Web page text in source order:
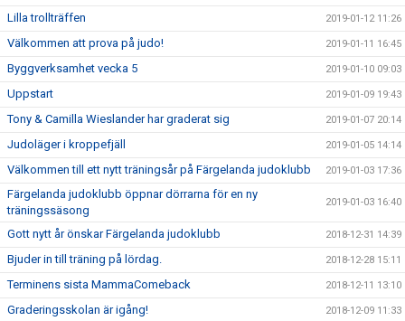
Lilla trollträffen 2019-01-12 11:26
Välkommen att prova på judo! 2019-01-11 16:45
Byggverksamhet vecka 5 2019-01-10 09:03
Uppstart 2019-01-09 19:43
Tony & Camilla Wieslander har graderat sig 2019-01-07 20:14
Judoläger i kroppefjäll 2019-01-05 14:14
Välkommen till ett nytt träningsår på Färgelanda judoklubb 2019-01-03 17:36
Färgelanda judoklubb öppnar dörrarna för en ny
träningssäsong
2019-01-03 16:40
Gott nytt år önskar Färgelanda judoklubb 2018-12-31 14:39
Bjuder in till träning på lördag. 2018-12-28 15:11
Terminens sista MammaComeback 2018-12-11 13:10
Graderingsskolan är igång! 2018-12-09 11:33